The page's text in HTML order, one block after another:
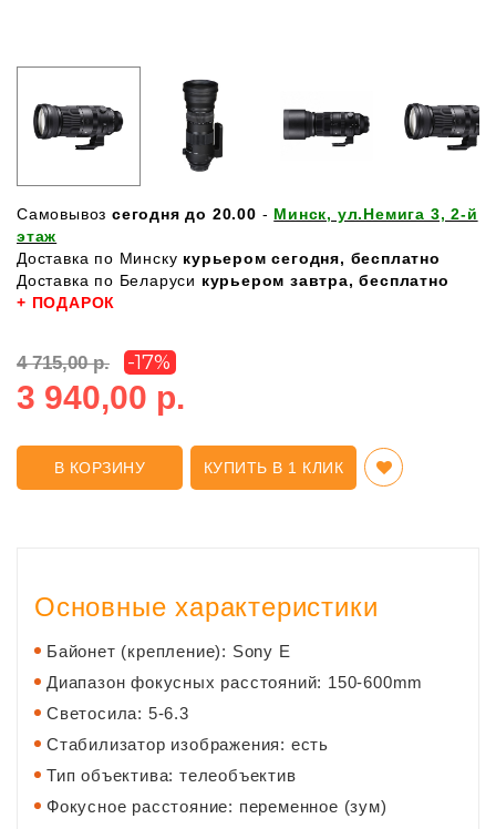
Самовывоз сегодня до 20.00 - Минск, ул.Немига 3, 2-й
этаж
Доставка по Минску курьером сегодня, бесплатно
Доставка по Беларуси курьером завтра, бесплатно
+ ПОДАРОК
4 715,00 р. -17%
3 940,00 р.
В КОРЗИНУ КУПИТЬ В 1 КЛИК
Основные характеристики
Байонет (крепление): Sony E
Диапазон фокусных расстояний: 150-600mm
Светосила: 5-6.3
Стабилизатор изображения: есть
Тип объектива: телеобъектив
Фокусное расстояние: переменное (зум)